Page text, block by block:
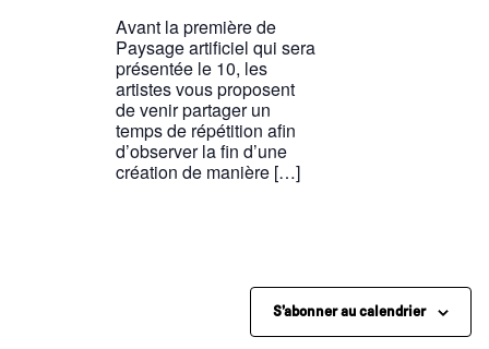
Avant la première de
Paysage artificiel qui sera
présentée le 10, les
artistes vous proposent
de venir partager un
temps de répétition afin
d’observer la fin d’une
création de manière […]
S’abonner au calendrier